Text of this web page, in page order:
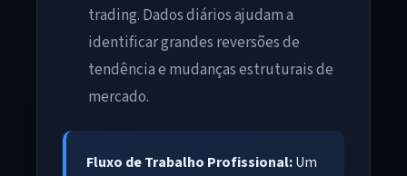
trading. Dados diários ajudam a
identificar grandes reversões de
tendência e mudanças estruturais de
mercado.
Fluxo de Trabalho Profissional:Um